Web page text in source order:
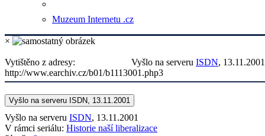
Muzeum Internetu .cz
×
Vyšlo na serveru ISDN, 13.11.2001
Vytištěno z adresy:
http://www.earchiv.cz/b01/b1113001.php3
Vyšlo na serveru ISDN, 13.11.2001
Vyšlo na serveru ISDN, 13.11.2001
V rámci seriálu: Historie naší liberalizace